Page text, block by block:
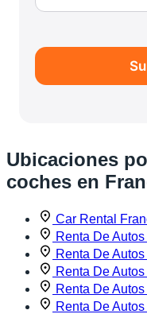
Ubicaciones
coches en
Car Rental
Renta De
Renta De
Renta De
Renta De
Renta De